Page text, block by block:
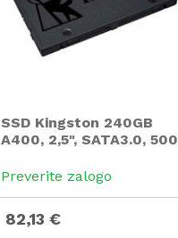
SSD Kingston 240GB
A400, 2,5", SATA3.0, 500
Preverite zalogo
82,13 €